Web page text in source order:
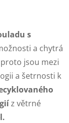
s
a chytrá
jsou mezi
a šetrnosti k
z větrné